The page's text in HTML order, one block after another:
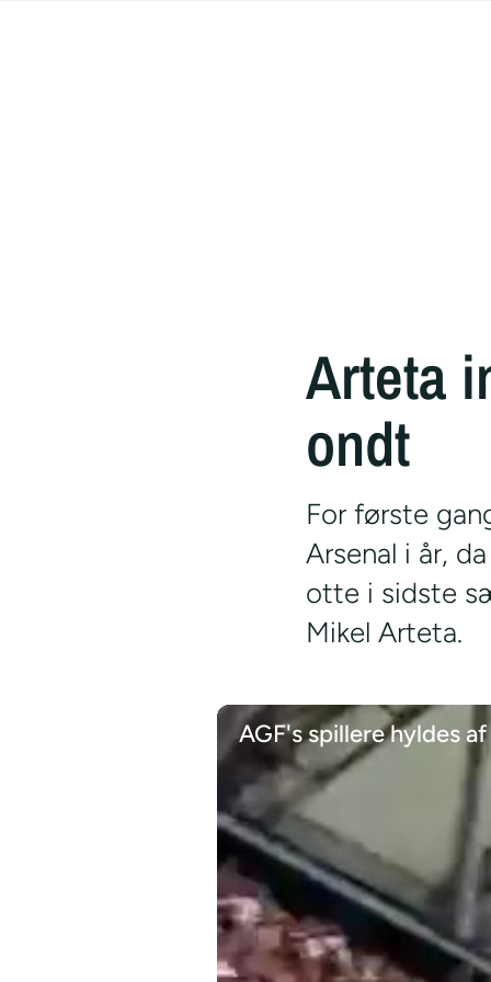
Arteta
ondt
For første
Arsenal i år,
otte i sidste
Mikel Arteta.
AGF's spillere hyldes